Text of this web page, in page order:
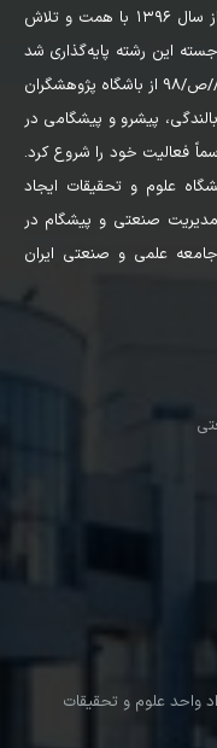
انجمن مدیریت صنعتی دانشگاه آزاد اسلامی از سال ۱۳۹۶ با همت و تلاش
این رشته پایه‌گذاری شد
و در تاریخ 18/9/1398 با اخذ مجوز شماره 641//ص/98 از باشگاه پژوهشگران
پیشرو و پیشگامی در
فعالیت خود را شروع کرد.
علوم و تحقیقات ایجاد
صنعتی و پیشگام در
علمی و صنعتی ایران
واحد علوم و تحقیقات